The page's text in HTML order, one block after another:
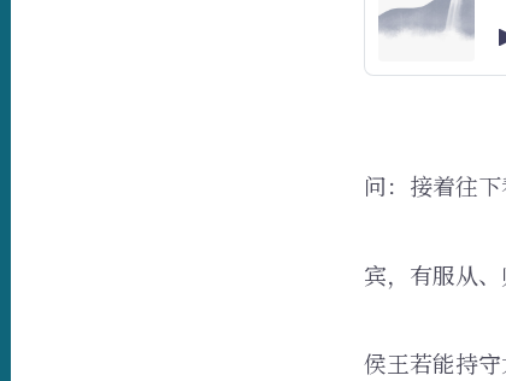
问：接着往
宾，有服从、
侯王若能持守